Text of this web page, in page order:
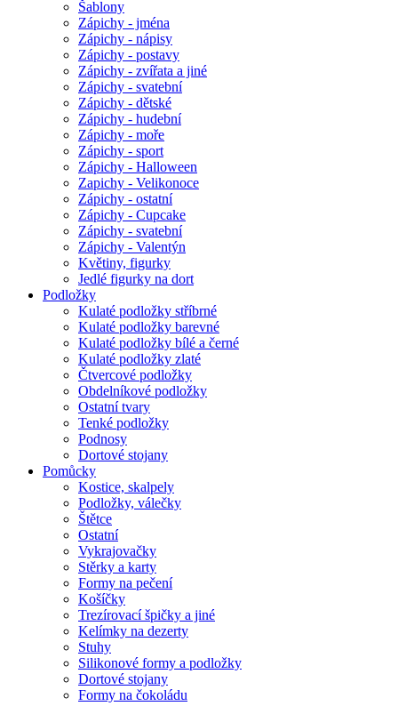
Šablony
Zápichy - jména
Zápichy - nápisy
Zápichy - postavy
Zápichy - zvířata a jiné
Zápichy - svatební
Zápichy - dětské
Zápichy - hudební
Zápichy - moře
Zápichy - sport
Zápichy - Halloween
Zapichy - Velikonoce
Zápichy - ostatní
Zápichy - Cupcake
Zápichy - svatební
Zápichy - Valentýn
Květiny, figurky
Jedlé figurky na dort
Podložky
Kulaté podložky stříbrné
Kulaté podložky barevné
Kulaté podložky bílé a černé
Kulaté podložky zlaté
Čtvercové podložky
Obdelníkové podložky
Ostatní tvary
Tenké podložky
Podnosy
Dortové stojany
Pomůcky
Kostice, skalpely
Podložky, válečky
Štětce
Ostatní
Vykrajovačky
Stěrky a karty
Formy na pečení
Košíčky
Trezírovací špičky a jiné
Kelímky na dezerty
Stuhy
Silikonové formy a podložky
Dortové stojany
Formy na čokoládu